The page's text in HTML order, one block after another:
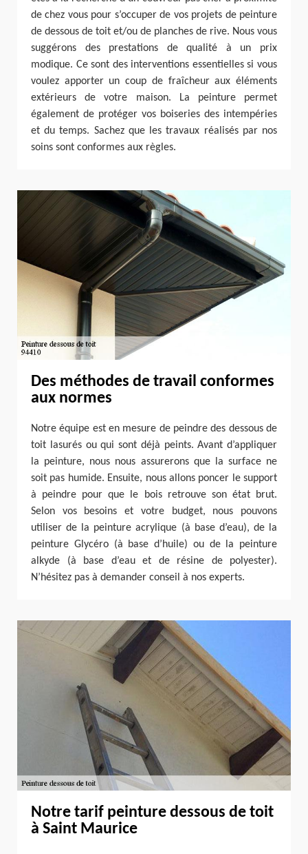
de chez vous pour s’occuper de vos projets de peinture
de dessous de toit et/ou de planches de rive. Nous vous
suggérons des prestations de qualité à un prix
modique. Ce sont des interventions essentielles si vous
voulez apporter un coup de fraîcheur aux éléments
extérieurs de votre maison. La peinture permet
également de protéger vos boiseries des intempéries
et du temps. Sachez que les travaux réalisés par nos
soins sont conformes aux règles.
Des méthodes de travail conformes
aux normes
Notre équipe est en mesure de peindre des dessous de
toit lasurés ou qui sont déjà peints. Avant d’appliquer
la peinture, nous nous assurerons que la surface ne
soit pas humide. Ensuite, nous allons poncer le support
à peindre pour que le bois retrouve son état brut.
Selon vos besoins et votre budget, nous pouvons
utiliser de la peinture acrylique (à base d’eau), de la
peinture Glycéro (à base d’huile) ou de la peinture
alkyde (à base d’eau et de résine de polyester).
N’hésitez pas à demander conseil à nos experts.
Notre tarif peinture dessous de toit
à Saint Maurice